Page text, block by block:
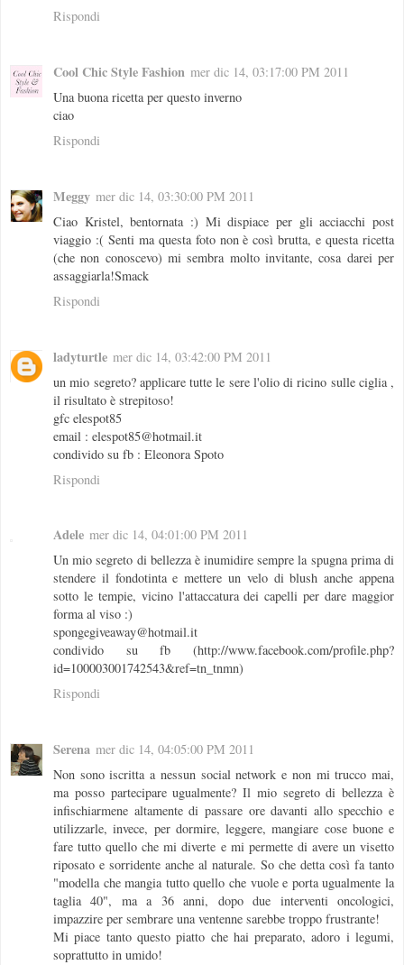
Rispondi
Cool Chic Style Fashion mer dic 14, 03:17:00 PM 2011
Una buona ricetta per questo inverno
ciao
Rispondi
Meggy mer dic 14, 03:30:00 PM 2011
Ciao Kristel, bentornata :) Mi dispiace per gli acciacchi post
viaggio :( Senti ma questa foto non è così brutta, e questa ricetta
(che non conoscevo) mi sembra molto invitante, cosa darei per
assaggiarla!Smack
Rispondi
ladyturtle mer dic 14, 03:42:00 PM 2011
un mio segreto? applicare tutte le sere l'olio di ricino sulle ciglia ,
il risultato è strepitoso!
gfc elespot85
email : elespot85@hotmail.it
condivido su fb : Eleonora Spoto
Rispondi
Adele mer dic 14, 04:01:00 PM 2011
Un mio segreto di bellezza è inumidire sempre la spugna prima di
stendere il fondotinta e mettere un velo di blush anche appena
sotto le tempie, vicino l'attaccatura dei capelli per dare maggior
forma al viso :)
spongegiveaway@hotmail.it
condivido su fb (http://www.facebook.com/profile.php?
id=100003001742543&ref=tn_tnmn)
Rispondi
Serena mer dic 14, 04:05:00 PM 2011
Non sono iscritta a nessun social network e non mi trucco mai,
ma posso partecipare ugualmente? Il mio segreto di bellezza è
infischiarmene altamente di passare ore davanti allo specchio e
utilizzarle, invece, per dormire, leggere, mangiare cose buone e
fare tutto quello che mi diverte e mi permette di avere un visetto
riposato e sorridente anche al naturale. So che detta così fa tanto
"modella che mangia tutto quello che vuole e porta ugualmente la
taglia 40", ma a 36 anni, dopo due interventi oncologici,
impazzire per sembrare una ventenne sarebbe troppo frustrante!
Mi piace tanto questo piatto che hai preparato, adoro i legumi,
soprattutto in umido!